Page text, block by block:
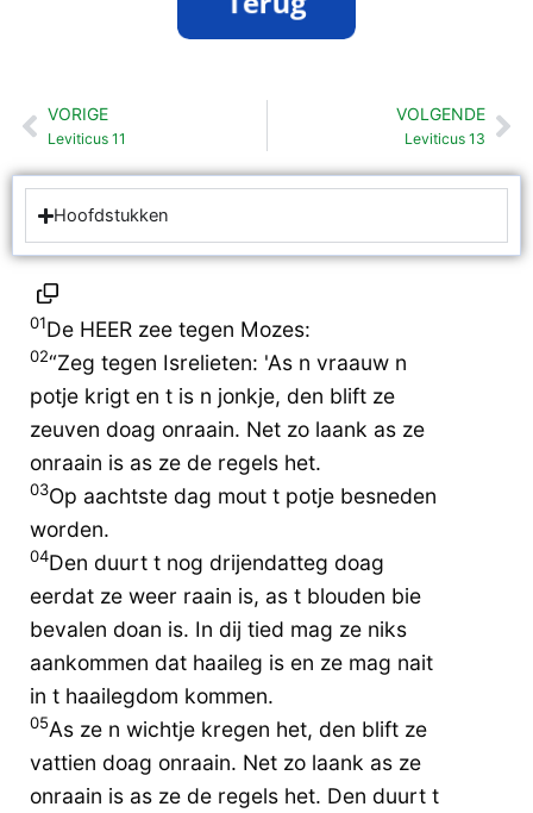
Vorige
VORIGE
Leviticus 11
VOLGENDE
Leviticus 13
Hoofdstukken
01De HEER zee tegen Mozes:
02“Zeg tegen Isrelieten: 'As n vraauw n
potje krigt en t is n jonkje, den blift ze
zeuven doag onraain. Net zo laank as ze
onraain is as ze de regels het.
03Op aachtste dag mout t potje besneden
worden.
04Den duurt t nog drijendatteg doag
eerdat ze weer raain is, as t blouden bie
bevalen doan is. In dij tied mag ze niks
aankommen dat haaileg is en ze mag nait
in t haailegdom kommen.
05As ze n wichtje kregen het, den blift ze
vattien doag onraain. Net zo laank as ze
onraain is as ze de regels het. Den duurt t